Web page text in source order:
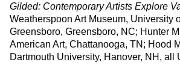
Gilded: Contemporary Artists Explore
Weatherspoon Art Museum, University
Greensboro, Greensboro, NC; Hunter
American Art, Chattanooga, TN; Hood
Dartmouth University, Hanover, NH, all